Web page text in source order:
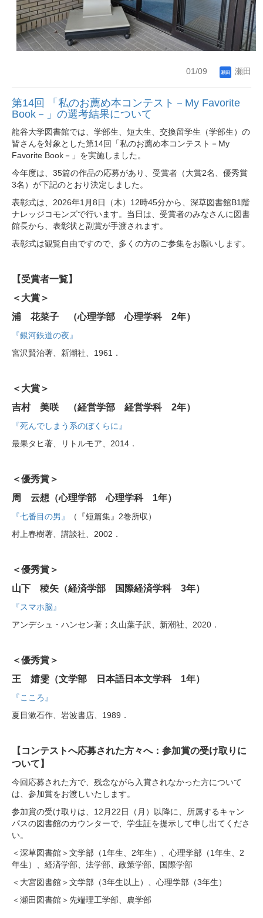
01/09 瀬田
第14回 「私のお薦め本コンテスト－My Favorite
Book－」の選考結果について
龍谷大学図書館では、学部生、短大生、交換留学生（学部生）の
皆さんを対象とした第14回「私のお薦め本コンテスト－My
Favorite Book－」を実施しました。
今年度は、35篇の作品の応募があり、受賞者（大賞2名、優秀賞
3名）が下記のとおり決定しました。
表彰式は、2026年1月8日（木）12時45分から、深草図書館B1階
ナレッジコモンズで行います。当日は、受賞者のみなさんに図書
館長から、表彰状と副賞が手渡されます。
表彰式は観覧自由ですので、多くの方のご参集をお願いします。
【受賞者一覧】
＜大賞＞
浦 花菜子 （心理学部 心理学科 2年）
『銀河鉄道の夜』
宮沢賢治著、新潮社、1961．
＜大賞＞
吉村 美咲 （経営学部 経営学科 2年）
『死んでしまう系のぼくらに』
最果タヒ著、リトルモア、2014．
＜優秀賞＞
周 云想（心理学部 心理学科 1年）
『七番目の男』
（『短篇集』2巻所収）
村上春樹著、講談社、2002．
＜優秀賞＞
山下 稜矢（経済学部 国際経済学科 3年）
『スマホ脳』
アンデシュ・ハンセン著；久山葉子訳、新潮社、2020．
＜優秀賞＞
王 婧雯（文学部 日本語日本文学科 1年）
『こころ』
夏目漱石作、岩波書店、1989．
【コンテストへ応募された方々へ：参加賞の受け取りに
ついて】
今回応募された方で、残念ながら入賞されなかった方について
は、参加賞をお渡しいたします。
参加賞の受け取りは、12月22日（月）以降に、所属するキャン
パスの図書館のカウンターで、学生証を提示して申し出てくださ
い。
＜深草図書館＞文学部（1年生、2年生）、心理学部（1年生、2
年生）、経済学部、法学部、政策学部、国際学部
＜大宮図書館＞文学部（3年生以上）、心理学部（3年生）
＜瀬田図書館＞先端理工学部、農学部